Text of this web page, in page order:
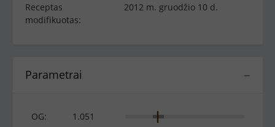
Receptas
modifikuotas:
2012 m. gruodžio 10 d.
−
Parametrai
OG: 1.051